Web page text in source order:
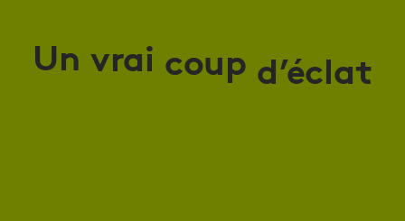
Un vrai coup d’éclat